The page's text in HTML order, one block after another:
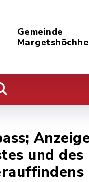
Gemeinde
und des